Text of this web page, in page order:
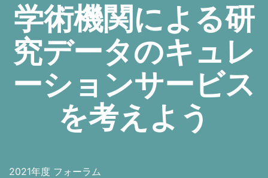
学術機関による研
究データのキュレ
ーションサービス
を考えよう
2021年度 フォーラム